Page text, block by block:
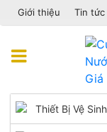
Giới thiệu Tin tức
đến
dung
Thiết Bị Vệ Sinh